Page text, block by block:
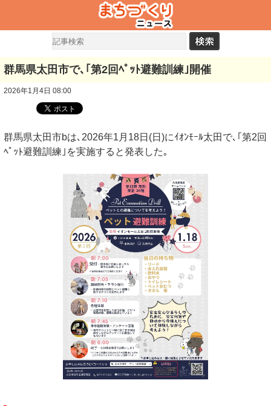
群馬県太田市で､｢第2回ﾍﾟｯﾄ避難訓練｣開催
2026年1月4日 08:00
群馬県太田市bは､2026年1月18日(日)にｲｵﾝﾓｰﾙ太田で､｢第2回
ﾍﾟｯﾄ避難訓練｣を実施すると発表した｡